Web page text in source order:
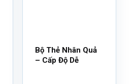
Bộ Thẻ Nhân Quả
– Cấp Độ Dễ